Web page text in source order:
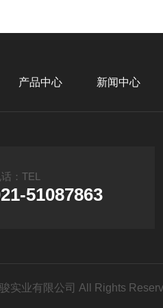
产品中心 新闻中心
：TEL
51087863
实业有限公司 All Rights